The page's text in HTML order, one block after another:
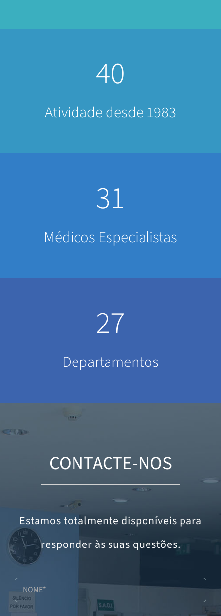
40
Atividade desde 1983
31
Médicos Especialistas
27
Departamentos
CONTACTE-NOS
Estamos totalmente disponíveis para
responder às suas questões.